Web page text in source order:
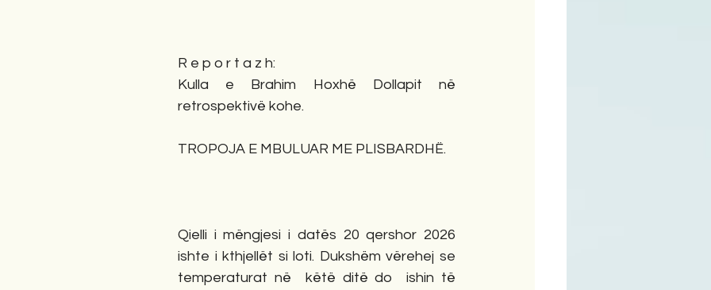
R e p o r t a z h:
Kulla e Brahim Hoxhë Dollapit në
retrospektivë kohe.
TROPOJA E MBULUAR ME PLISBARDHË.
Qielli i mëngjesi i datës 20 qershor 2026
ishte i kthjellët si loti. Dukshëm vërehej se
temperaturat në  këtë ditë do  ishin të